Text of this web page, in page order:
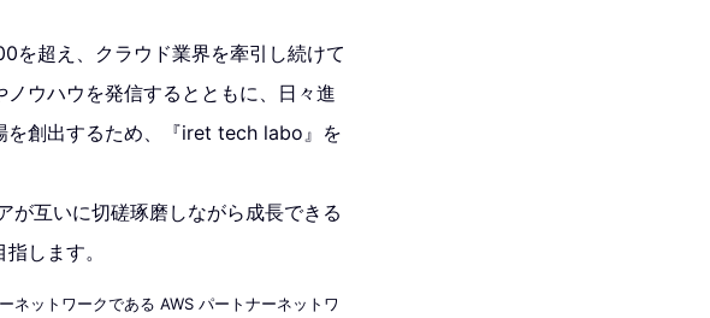
を超え、クラウド業界を牽引し続けて
ウハウを発信するとともに、日々進
を創出するため、『iret tech labo』を
が互いに切磋琢磨しながら成長できる
します。
ネットワークである AWS パートナーネットワ